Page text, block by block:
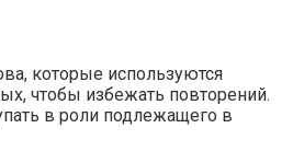
которые используются
чтобы избежать повторений.
в роли подлежащего в